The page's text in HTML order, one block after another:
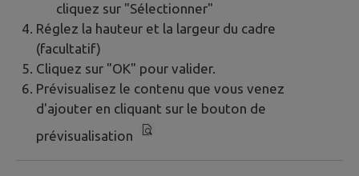
cliquez sur "Sélectionner"
Réglez la hauteur et la largeur du cadre
(facultatif)
Cliquez sur "OK" pour valider.
Prévisualisez le contenu que vous venez
d'ajouter en cliquant sur le bouton de
prévisualisation